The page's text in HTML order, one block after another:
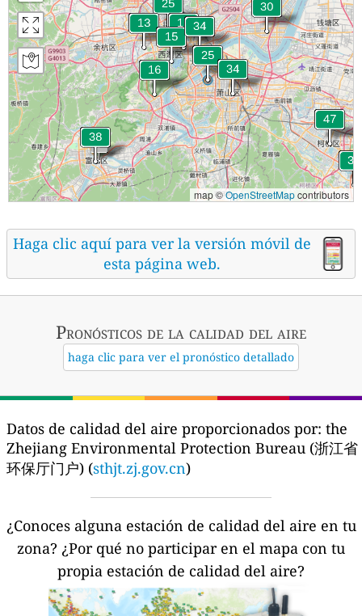
map ©OpenStreetMapcontributors
Haga clic aquí para ver la versión móvil de
esta página web.
Pronósticos de la calidad del aire
haga clic para ver el pronóstico detallado
Datos de calidad del aire proporcionados por: the
Zhejiang Environmental Protection Bureau (浙江省
环保厅门户) (sthjt.zj.gov.cn)
¿Conoces alguna estación de calidad del aire en tu
zona? ¿Por qué no participar en el mapa con tu
propia estación de calidad del aire?